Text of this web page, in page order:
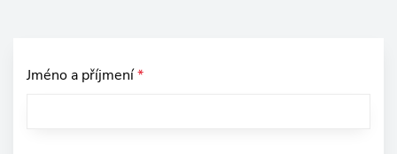
Jméno a příjmení*